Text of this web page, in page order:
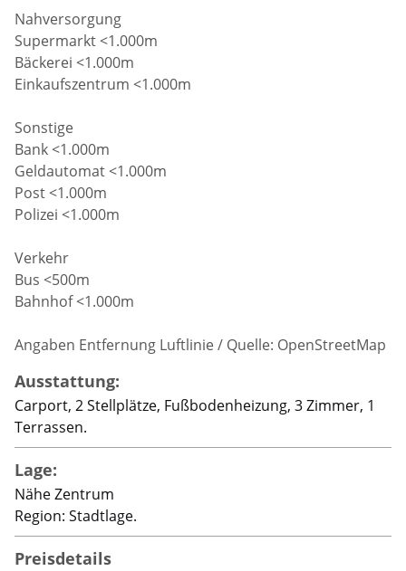
Nahversorgung
Supermarkt <1.000m
Bäckerei <1.000m
Einkaufszentrum <1.000m
Sonstige
Bank <1.000m
Geldautomat <1.000m
Post <1.000m
Polizei <1.000m
Verkehr
Bus <500m
Bahnhof <1.000m
Angaben Entfernung Luftlinie / Quelle: OpenStreetMap
Ausstattung:
Carport, 2 Stellplätze, Fußbodenheizung, 3 Zimmer, 1
Terrassen.
Lage:
Nähe Zentrum
Region: Stadtlage.
Preisdetails